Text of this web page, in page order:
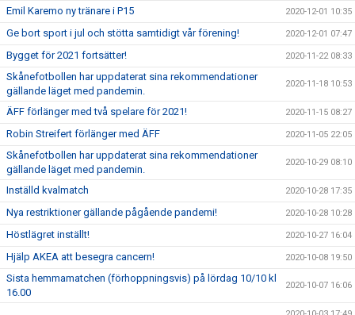
Emil Karemo ny tränare i P15 2020-12-01 10:35
Ge bort sport i jul och stötta samtidigt vår förening! 2020-12-01 07:47
Bygget för 2021 fortsätter! 2020-11-22 08:33
Skånefotbollen har uppdaterat sina rekommendationer
gällande läget med pandemin.
2020-11-18 10:53
ÄFF förlänger med två spelare för 2021! 2020-11-15 08:27
Robin Streifert förlänger med ÄFF 2020-11-05 22:05
Skånefotbollen har uppdaterat sina rekommendationer
gällande läget med pandemin.
2020-10-29 08:10
Inställd kvalmatch 2020-10-28 17:35
Nya restriktioner gällande pågående pandemi! 2020-10-28 10:28
Höstlägret inställt! 2020-10-27 16:04
Hjälp AKEA att besegra cancern! 2020-10-08 19:50
Sista hemmamatchen (förhoppningsvis) på lördag 10/10 kl
16.00
2020-10-07 16:06